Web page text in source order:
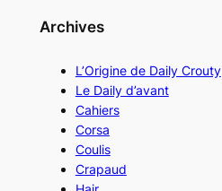
Archives
L’Origine de Daily Crouty
Le Daily d’avant
Cahiers
Corsa
Coulis
Crapaud